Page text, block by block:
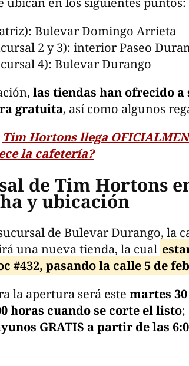
Bulevar Domingo Arrieta
2 y 3): interior Paseo
4): Bulevar Durango
las tiendas han ofrecido a
gratuita, así como algunos
Tim Hortons llega
la cafetería?
de Tim Hortons
y ubicación
de Bulevar Durango, la
una nueva tienda, la cual
#432, pasando la calle 5 de
la apertura será este martes
horas cuando se corte el listo;
GRATIS a partir de las